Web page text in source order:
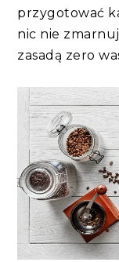
przygotować
nic nie
zasadą zero